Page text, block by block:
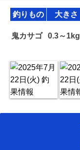
釣りもの 大きさ
鬼カサゴ 0.3～1kg